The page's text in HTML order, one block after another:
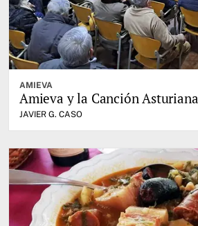
AMIEVA
Amieva y la Canción Asturiana
JAVIER G. CASO